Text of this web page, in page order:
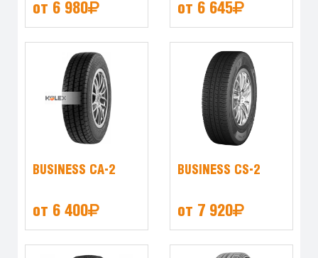
от 6 980 от 6 645
BUSINESS CA-2
от 6 400
BUSINESS CS-2
от 7 920